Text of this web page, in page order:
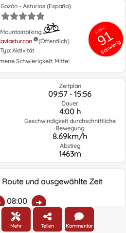
GRSIC
91
Schwierig
- Asturias (España)
javiasturcon
(Öffentlich)
Typ: Aktivität
Schwierigkeit: Mittel
Zeitplan
09:57 - 15:56
Dauer
4:00 h
Geschwindigkeit durchschnittliche
Bewegung
8.69km/h
Abstieg
1463m
und ausgewählte Zeit
08:00
Geschwindigkeit
Windrichtung
Mehr Teilen Kommentar